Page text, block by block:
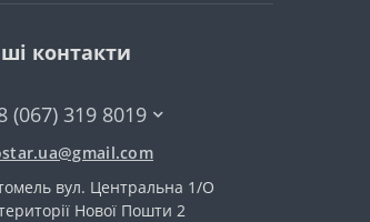
контакти
(067) 319 8019
вул. Центральна 1/О
Нової Пошти 2